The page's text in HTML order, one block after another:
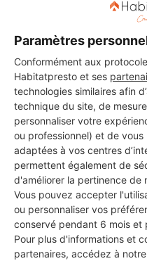
Paramètres
Conformément aux
Habitatpresto et ses
technologies similaires afin
technique du site, de
personnaliser votre
ou professionnel) et de
adaptées à vos centres
permettent également de
d'améliorer la pertinence de
Vous pouvez accepter
ou personnaliser vos
conservé pendant 6 mois et
Pour plus d'informations et
partenaires, accédez à notre
Vous souhaitez réaliser des